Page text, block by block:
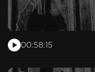
00:58:15